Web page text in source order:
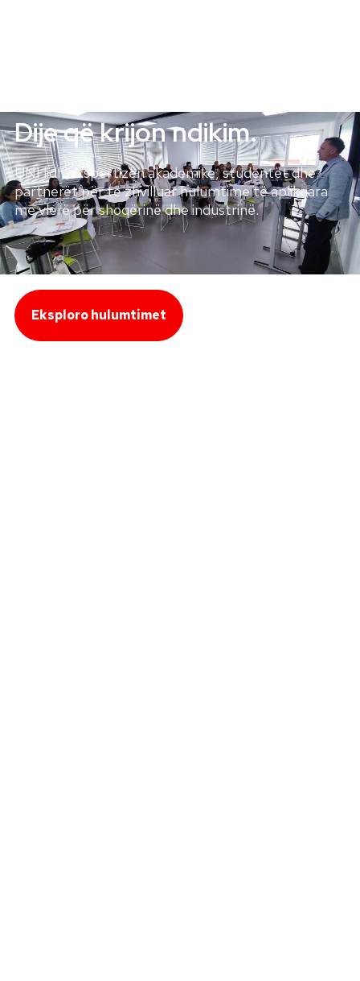
Dije që krijon ndikim.
UNI lidh ekspertizën akademike, studentët dhe
partnerët për të zhvilluar hulumtime të aplikuara
me vlerë për shoqërinë dhe industrinë.
Eksploro hulumtimet